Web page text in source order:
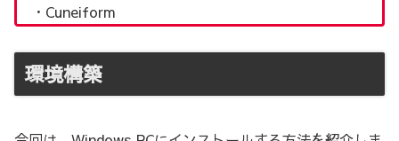
・Cuneiform
環境構築